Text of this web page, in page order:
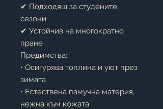
✔ Подходящ за студените
сезони
✔ Устойчив на многократно
пране
Предимства:
• Осигурява топлина и уют през
зимата
• Естествена памучна материя,
нежна към кожата